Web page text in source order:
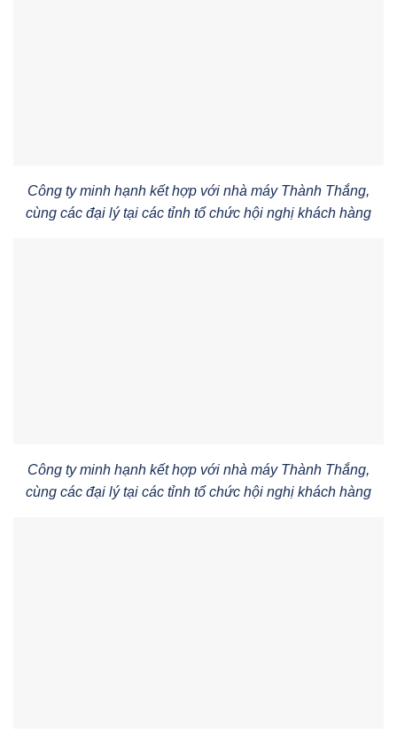
Công ty minh hạnh kết hợp với nhà máy Thành Thắng,
cùng các đại lý tại các tỉnh tổ chức hội nghị khách hàng
Công ty minh hạnh kết hợp với nhà máy Thành Thắng,
cùng các đại lý tại các tỉnh tổ chức hội nghị khách hàng